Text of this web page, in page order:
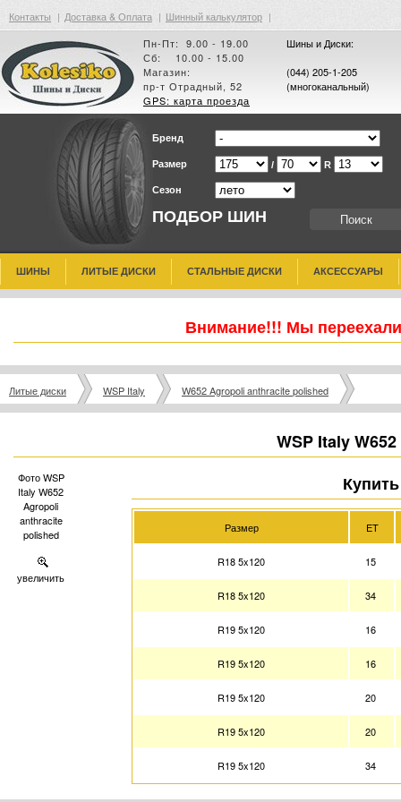
Контакты | Доставка & Оплата | Шинный калькулятор |
Пн-Пт: 9.00 - 19.00
Сб: 10.00 - 15.00
Магазин:
пр-т Отрадный, 52
GPS: карта проезда
Шины и Диски:
(044) 205-1-205
(многоканальный)
ПОДБОР ШИН
Бренд
Размер / R
Сезон
ШИНЫ ЛИТЫЕ ДИСКИ СТАЛЬНЫЕ ДИСКИ АКСЕССУАРЫ
Внимание!!! Мы
Литые диски WSP Italy W652 Agropoli anthracite polished
WSP Italy
Фото WSP
Italy W652
Agropoli
anthracite
polished
увеличить
Размер ET
R18 5x120 15
R18 5x120 34
R19 5x120 16
R19 5x120 16
R19 5x120 20
R19 5x120 20
R19 5x120 34